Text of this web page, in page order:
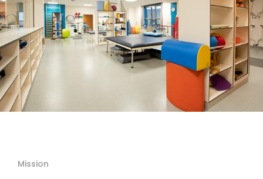
Mission